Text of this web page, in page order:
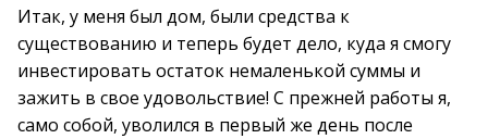
Итак, у меня был дом, были средства к
существованию и теперь будет дело, куда я смогу
инвестировать остаток немаленькой суммы и
зажить в свое удовольствие! С прежней работы я,
само собой, уволился в первый же день после